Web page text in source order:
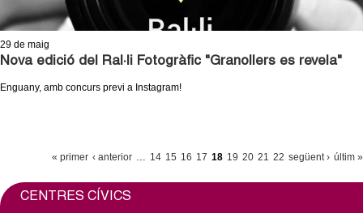
29 de maig
Nova edició del Ral·li Fotogràfic "Granollers es revela"
Enguany, amb concurs previ a Instagram!
G
« primer ‹ anterior 14 15 16 17 18 19 20 21 22 següent › últim »
CENTRES CÍVICS